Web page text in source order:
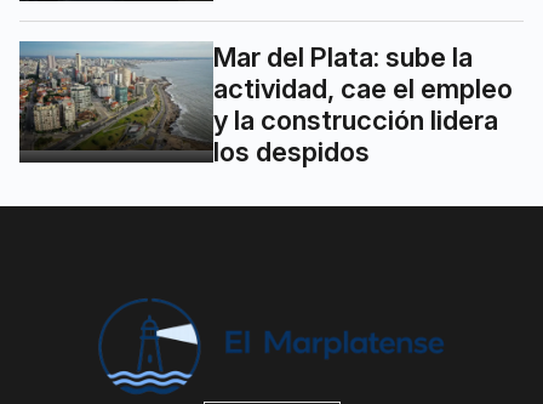
Mar del Plata: sube la
actividad, cae el empleo
y la construcción lidera
los despidos